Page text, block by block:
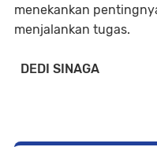
menekankan
menjalankan tugas.
DEDI SINAGA